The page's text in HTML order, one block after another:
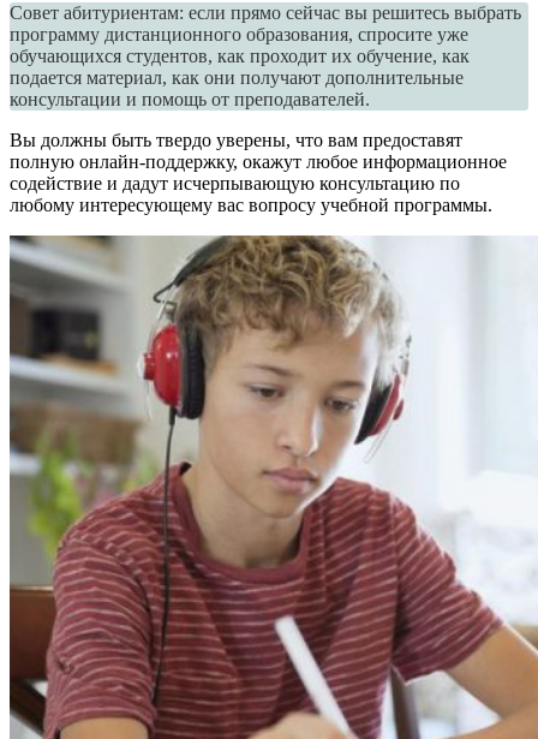
Совет абитуриентам: если прямо сейчас вы решитесь выбрать
программу дистанционного образования, спросите уже
обучающихся студентов, как проходит их обучение, как
подается материал, как они получают дополнительные
консультации и помощь от преподавателей.
Вы должны быть твердо уверены, что вам предоставят
полную онлайн-поддержку, окажут любое информационное
содействие и дадут исчерпывающую консультацию по
любому интересующему вас вопросу учебной программы.